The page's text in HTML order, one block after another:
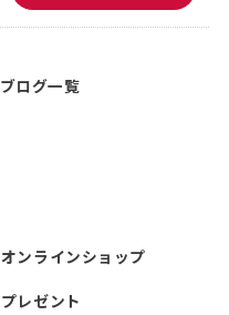
ブログ一覧
オンラインショップ
プレゼント